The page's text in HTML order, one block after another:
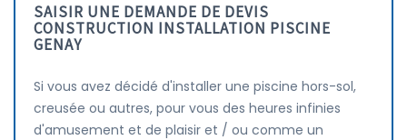
SAISIR UNE DEMANDE DE DEVIS
CONSTRUCTION INSTALLATION PISCINE
GENAY
Si vous avez décidé d'installer une piscine hors-sol,
creusée ou autres, pour vous des heures infinies
d'amusement et de plaisir et / ou comme un